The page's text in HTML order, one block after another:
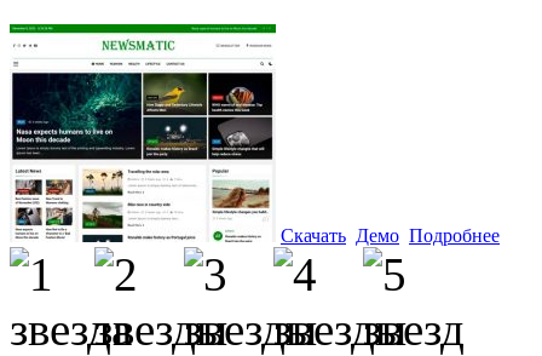
Скачать Демо Подробнее